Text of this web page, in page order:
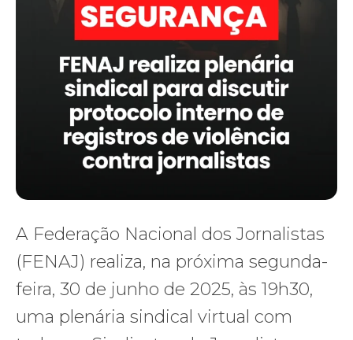
A Federação Nacional dos Jornalistas
(FENAJ) realiza, na próxima segunda-
feira, 30 de junho de 2025, às 19h30,
uma plenária sindical virtual com